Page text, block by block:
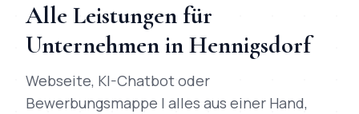
Alle Leistungen für
Unternehmen inHennigsdorf
Webseite, KI-Chatbot oder
Bewerbungsmappe | alles aus einer Hand,